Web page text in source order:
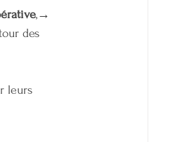
,→
des
leurs